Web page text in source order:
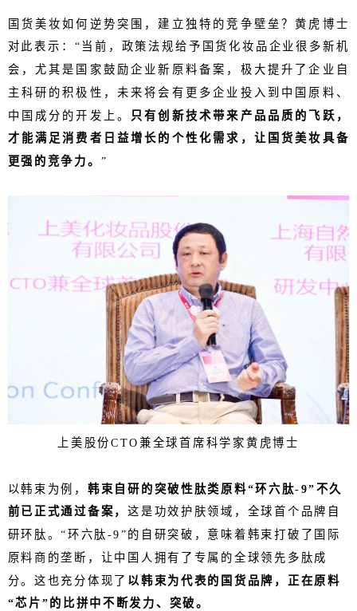
国货美妆如何逆势突围，建立独特的竞争壁垒？黄虎博士
对此表示：“当前，政策法规给予国货化妆品企业很多新机
会，尤其是国家鼓励企业新原料备案，极大提升了企业自
主科研的积极性，未来将会有更多企业投入到中国原料、
中国成分的开发上。
只有创新技术带来产品品质的飞跃，
才能满足消费者日益增长的个性化需求，让国货美妆具备
更强的竞争力。 ”
上美股份CTO兼全球首席科学家黄虎博士
以韩束为例， 韩束自研的突破性肽类原料“环六肽-9”不久
前已正式通过备案，这是功效护肤领域，全球首个品牌自
研环肽。“环六肽-9”的自研突破，意味着韩束打破了国际
原料商的垄断，让中国人拥有了专属的全球领先多肽成
分。这也充分体现了 以韩束为代表的国货品牌，正在原料
“芯片”的比拼中不断发力、突破。